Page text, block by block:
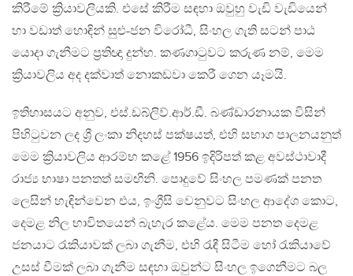
කිරීමේ ක්‍රියාවලියකි. එසේ කිරීම සඳහා ඔවුහු වැඩි වැඩියෙන්
හා වඩාත් හොඳින් සුළු-ජන විරෝධී, සිංහල ගැති සටන් පාඨ
යොදා ගැනීමට ප්‍රතිඥා දුන්හ. කණගාටුවට කරුණ නම්, මෙම
ක්‍රියාවලිය අද දක්වාත් නොකඩවා කෙරී ගෙන යෑමයි.
ඉතිහාසයට අනුව, එස්.ඩබ්ලිව්.ආර්.ඩී. බණ්ඩාරනායක විසින්
පිහිටුවන ලද ශ්‍රී ලංකා නිදහස් පක්ෂයත්, එහි සභාග පාලනයනුත්
මෙම ක්‍රියාවලිය ආරම්භ කළේ 1956 ඉදිරිපත් කළ අවස්ථාවාදී
රාජ්‍ය භාෂා පනතත් සමඟිනි. පොදුවේ සිංහල පමණක් පනත
ලෙසින් හැඳින්වෙන එය, ඉංග්‍රීසි වෙනුවට සිංහල ආදේශ කොට,
දෙමළ නිල භාවිතයෙන් බැහැර කළේය. මෙම පනත දෙමළ
ජනයාට රැකියාවක් ලබා ගැනීම, එහි රැඳී සිටීම හෝ රැකියාවේ
උසස් වීමක් ලබා ගැනීම සඳහා ඔවුන්ට සිංහල ඉගෙනීමට බල